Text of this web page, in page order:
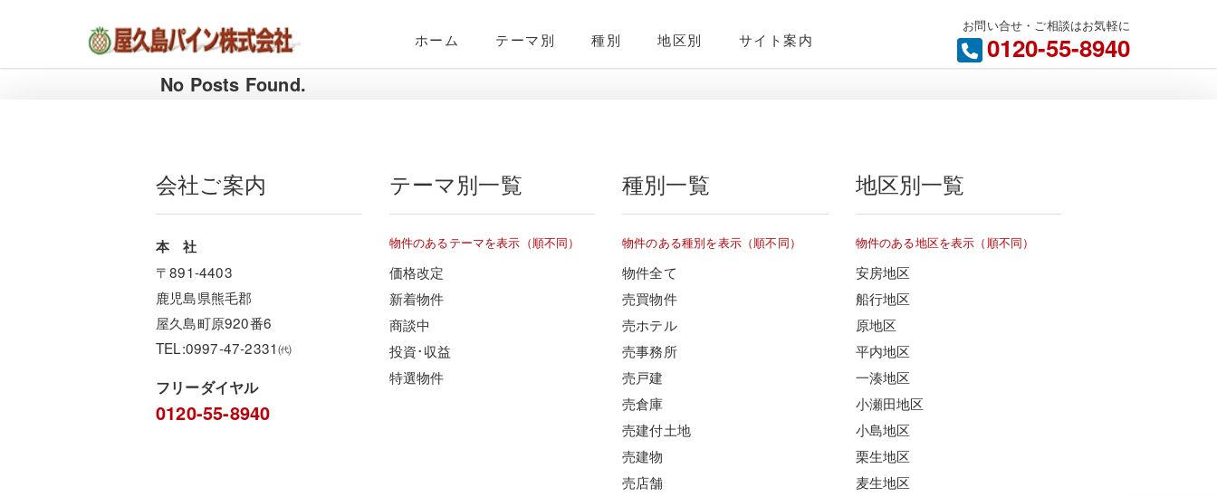
屋久島パイン株式会社
タルサイト
ホーム テーマ別 種別 地区別 サイト案内
お問い合せ・ご相談はお気軽に
0120-55-8940
No Posts Found.
会社ご案内
本 社
〒891-4403
鹿児島県熊毛郡
屋久島町原920番6
TEL:0997-47-2331㈹
フリーダイヤル
0120-55-8940
テーマ別一覧
物件のあるテーマを表示（順不同）
価格改定
新着物件
商談中
投資･収益
特選物件
種別一覧
物件のある種別を表示（順不同）
物件全て
売買物件
売ホテル
売事務所
売戸建
売倉庫
売建付土地
売建物
売店舗
地区別一覧
物件のある地区を表示（順不同）
安房地区
船行地区
原地区
平内地区
一湊地区
小瀬田地区
小島地区
栗生地区
麦生地区